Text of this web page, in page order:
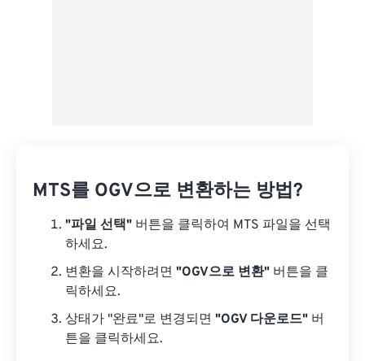
MTS를 OGV으로 변환하는 방법?
"파일 선택" 버튼을 클릭하여 MTS 파일을 선택
하세요.
변환을 시작하려면 "OGV으로 변환" 버튼을 클
릭하세요.
상태가 "완료"로 변경되면 "OGV 다운로드" 버
튼을 클릭하세요.